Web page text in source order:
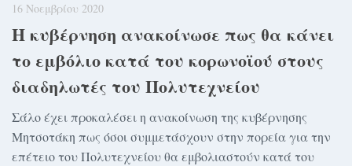
Διαφήμιση
Γίνετε συνδρομητής
Μόνο για συνδρομητές
16 Νοεμβρίου 2020
Η κυβέρνηση ανακοίνωσε πως θα κάνει
το εμβόλιο κατά του κορωνοϊού στους
διαδηλωτές του Πολυτεχνείου
Σάλο έχει προκαλέσει η ανακοίνωση της κυβέρνησης
Μητσοτάκη πως όσοι συμμετάσχουν στην πορεία για την
επέτειο του Πολυτεχνείου θα εμβολιαστούν κατά του